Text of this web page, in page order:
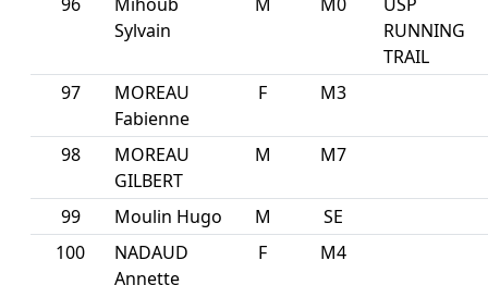
Sylvain
RUNNING
TRAIL
97
MOREAU
Fabienne
F M3
98
MOREAU
GILBERT
M M7
99 Moulin Hugo M
SE
100
NADAUD
Annette
F M4